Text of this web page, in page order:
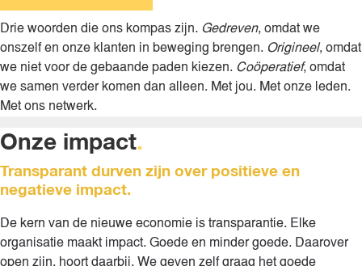
Drie woorden die ons kompas zijn. Gedreven, omdat we
onszelf en onze klanten in beweging brengen. Origineel, omdat
we niet voor de gebaande paden kiezen. Coöperatief, omdat
we samen verder komen dan alleen. Met jou. Met onze leden.
Met ons netwerk.
Onze impact.
Transparant durven zijn over positieve en
negatieve impact.
De kern van de nieuwe economie is transparantie. Elke
organisatie maakt impact. Goede en minder goede. Daarover